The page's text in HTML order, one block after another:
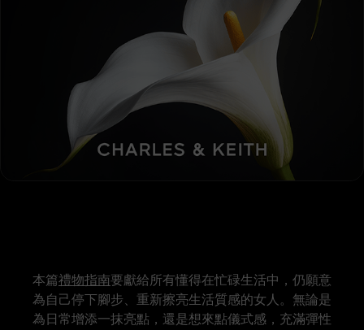
本篇禮物指南要獻給所有懂得在忙碌生活中，仍願意
為自己停下腳步、重新擦亮生活質感的女人。無論是
為日常增添一抹亮點，還是想來點儀式感，充滿彈性